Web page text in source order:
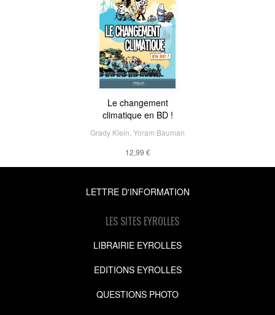
Le changement
climatique en BD !
Grady Klein Yoram Bauman
12,99 €
LETTRE D'INFORMATION
LES SITES EYROLLES
LIBRAIRIE EYROLLES
EDITIONS EYROLLES
QUESTIONS PHOTO